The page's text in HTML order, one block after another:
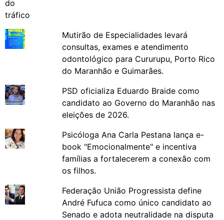
Mutirão de Especialidades levará
consultas, exames e atendimento
odontológico para Cururupu, Porto Rico
do Maranhão e Guimarães.
PSD oficializa Eduardo Braide como
candidato ao Governo do Maranhão nas
eleições de 2026.
Psicóloga Ana Carla Pestana lança e-
book "Emocionalmente" e incentiva
famílias a fortalecerem a conexão com
os filhos.
Federação União Progressista define
André Fufuca como único candidato ao
Senado e adota neutralidade na disputa